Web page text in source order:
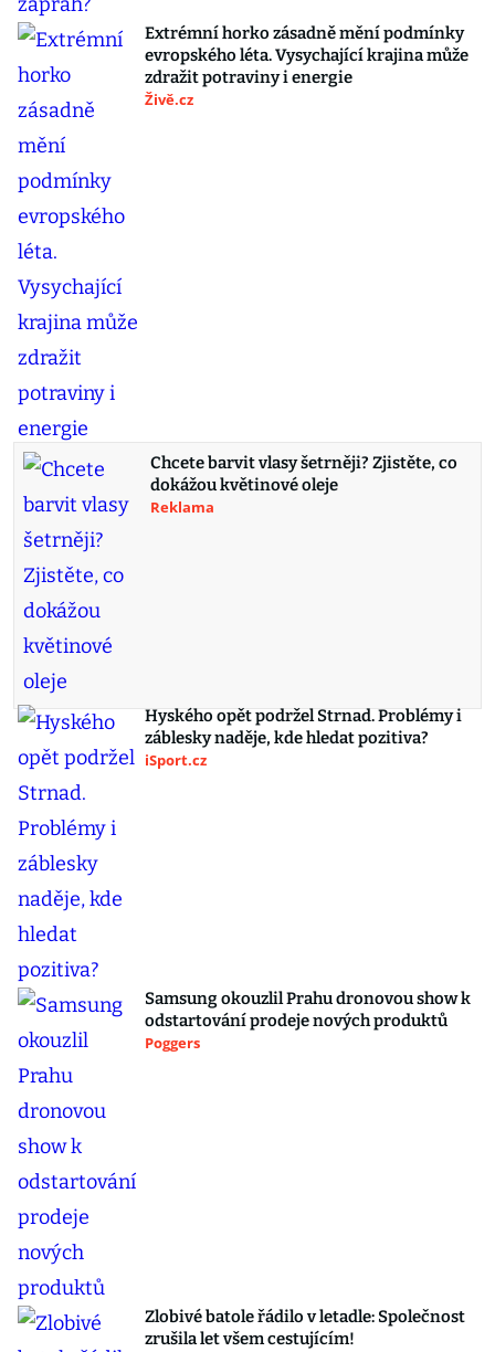
Extrémní horko zásadně mění podmínky
evropského léta. Vysychající krajina může
zdražit potraviny i energie
Živě.cz
Chcete barvit vlasy šetrněji? Zjistěte, co
dokážou květinové oleje
Reklama
Hyského opět podržel Strnad. Problémy i
záblesky naděje, kde hledat pozitiva?
iSport.cz
Samsung okouzlil Prahu dronovou show k
odstartování prodeje nových produktů
Poggers
Zlobivé batole řádilo v letadle: Společnost
zrušila let všem cestujícím!